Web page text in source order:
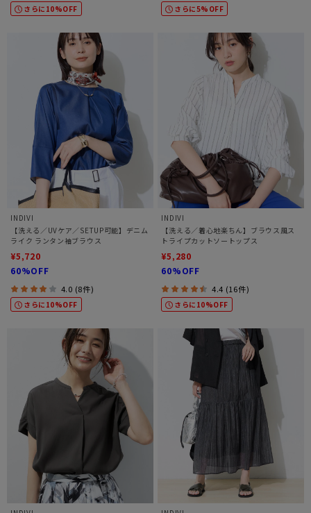
さらに10%OFF さらに5%OFF
INDIVI
【洗える／UVケア／SETUP可能】デニム
ライク ランタン袖ブラウス
¥5,720
60%OFF
4.0 (8件)
さらに10%OFF
INDIVI
【洗える／着心地楽ちん】ブラウス風ス
トライプカットソートップス
¥5,280
60%OFF
4.4 (16件)
さらに10%OFF